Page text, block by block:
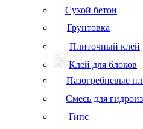
Сухой бетон
Грунтовка
Плиточный клей
Клей для блоков
Пазогребневые
Смесь для
Гипс